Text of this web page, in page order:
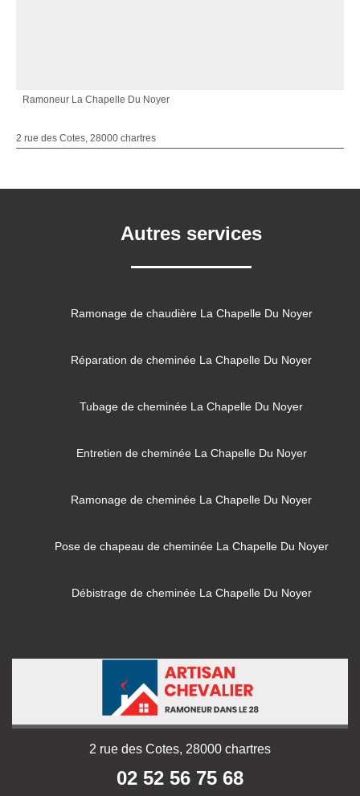
Ramoneur La Chapelle Du Noyer
2 rue des Cotes, 28000 chartres
Autres services
Ramonage de chaudière La Chapelle Du Noyer
Réparation de cheminée La Chapelle Du Noyer
Tubage de cheminée La Chapelle Du Noyer
Entretien de cheminée La Chapelle Du Noyer
Ramonage de cheminée La Chapelle Du Noyer
Pose de chapeau de cheminée La Chapelle Du Noyer
Débistrage de cheminée La Chapelle Du Noyer
2 rue des Cotes, 28000 chartres
02 52 56 75 68